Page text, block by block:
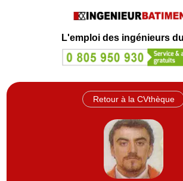
L'emploi des ingénieurs
Retour à la CVthèque